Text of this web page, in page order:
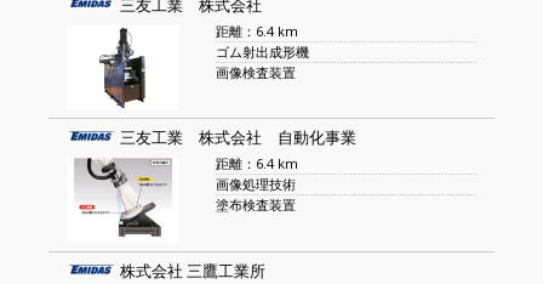
距離：6.4 km
ゴム射出成形機
画像検査装置
三友工業 株式会社 自動化事業
距離：6.4 km
画像処理技術
塗布検査装置
株式会社 三鷹工業所